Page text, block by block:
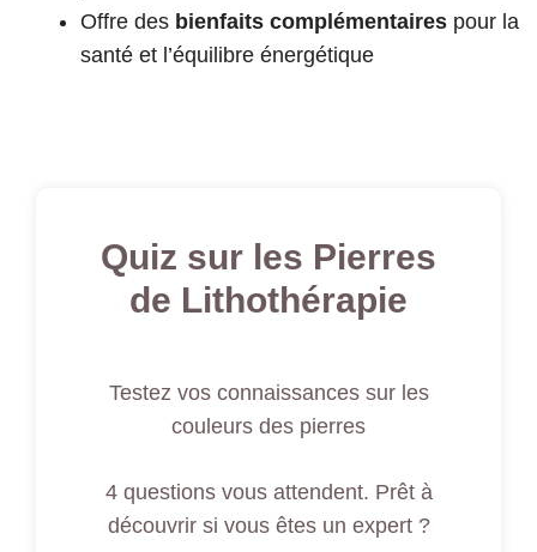
Offre des bienfaits complémentaires pour la
santé et l’équilibre énergétique
Quiz sur les Pierres
de Lithothérapie
Testez vos connaissances sur les
couleurs des pierres
4 questions vous attendent. Prêt à
découvrir si vous êtes un expert ?